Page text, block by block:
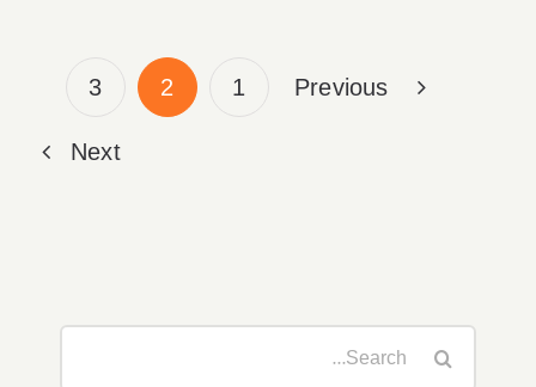
Previous
1
2
3
Next
Search